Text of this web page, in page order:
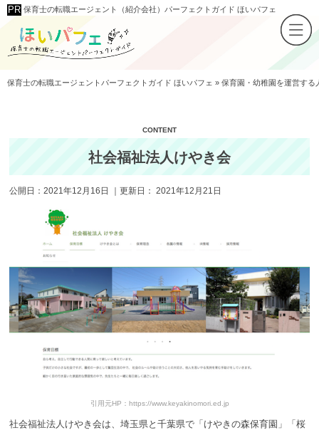
保育士の転職エージェント（紹介会社）パーフェクトガイド ほいパフェ
保育士の転職エージェントパーフェクトガイド ほいパフェ » 保育園・幼稚園を運営する
社会福祉法人けやき会
公開日：2021年12月16日 ｜更新日：2021年12月21日
引用元HP：https://www.keyakinomori.ed.jp
社会福祉法人けやき会は、埼玉県と千葉県で「けやきの森保育園」「桜